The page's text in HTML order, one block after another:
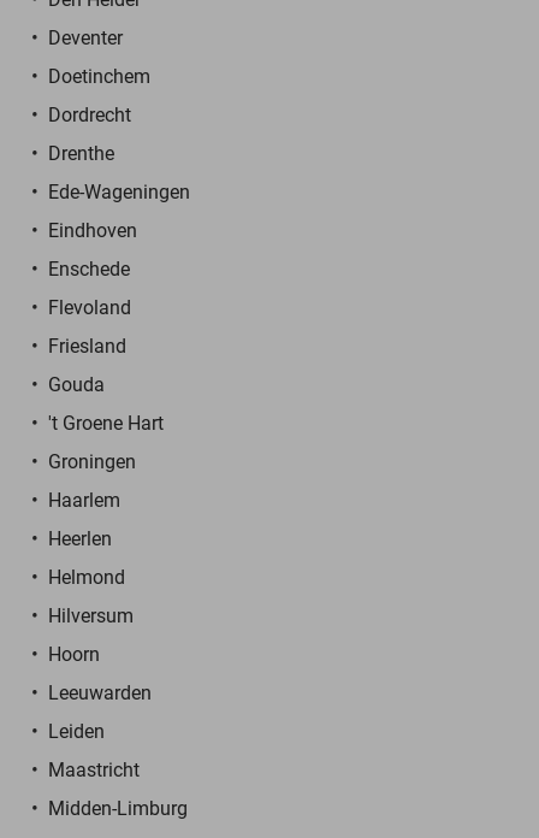
Deventer
Doetinchem
Dordrecht
Drenthe
Ede-Wageningen
Eindhoven
Enschede
Flevoland
Friesland
Gouda
't Groene Hart
Groningen
Haarlem
Heerlen
Helmond
Hilversum
Hoorn
Leeuwarden
Leiden
Maastricht
Midden-Limburg